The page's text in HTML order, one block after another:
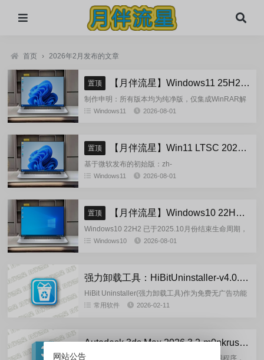
首页 › 2026年2月发布的文章
置顶 【月伴流星】Windows11 25H2 完整+适量精简多合一安装版2026.08
制作申明：所有版本均为纯净版，仅集成WinRAR解
压缩和VBCRedist_x86_x64和系统必须的软件和运
Windows11 2026-08-01
置顶 【月伴流星】Win11 LTSC 2024 完整+适量精简多合一安装版2026.08
基于微软发布的初始版：zh-
Windows11 2026-08-01
置顶 【月伴流星】Windows10 22H2 完整+适量精简多合一安装版2026.08
Windows10 22H2 已于2025.10月份结束生命周期，
官方已经停止技术支持，考虑到22H2尚有大量用
Windows10 2026-08-01
强力卸载工具：HiBitUninstaller-v4.0.10 官方正式版
HiBit Uninstaller(强力卸载工具)作为免费无广告功能
强大的软件卸载程序，有强制卸载、批量卸载程序、
常用软件 2026-02-11
Autodesk 3ds Max 2026.3.2-m0nkrus 多语言版
Autodesk 3ds Max 是一款专业的跨平台应用程序，
网站公告